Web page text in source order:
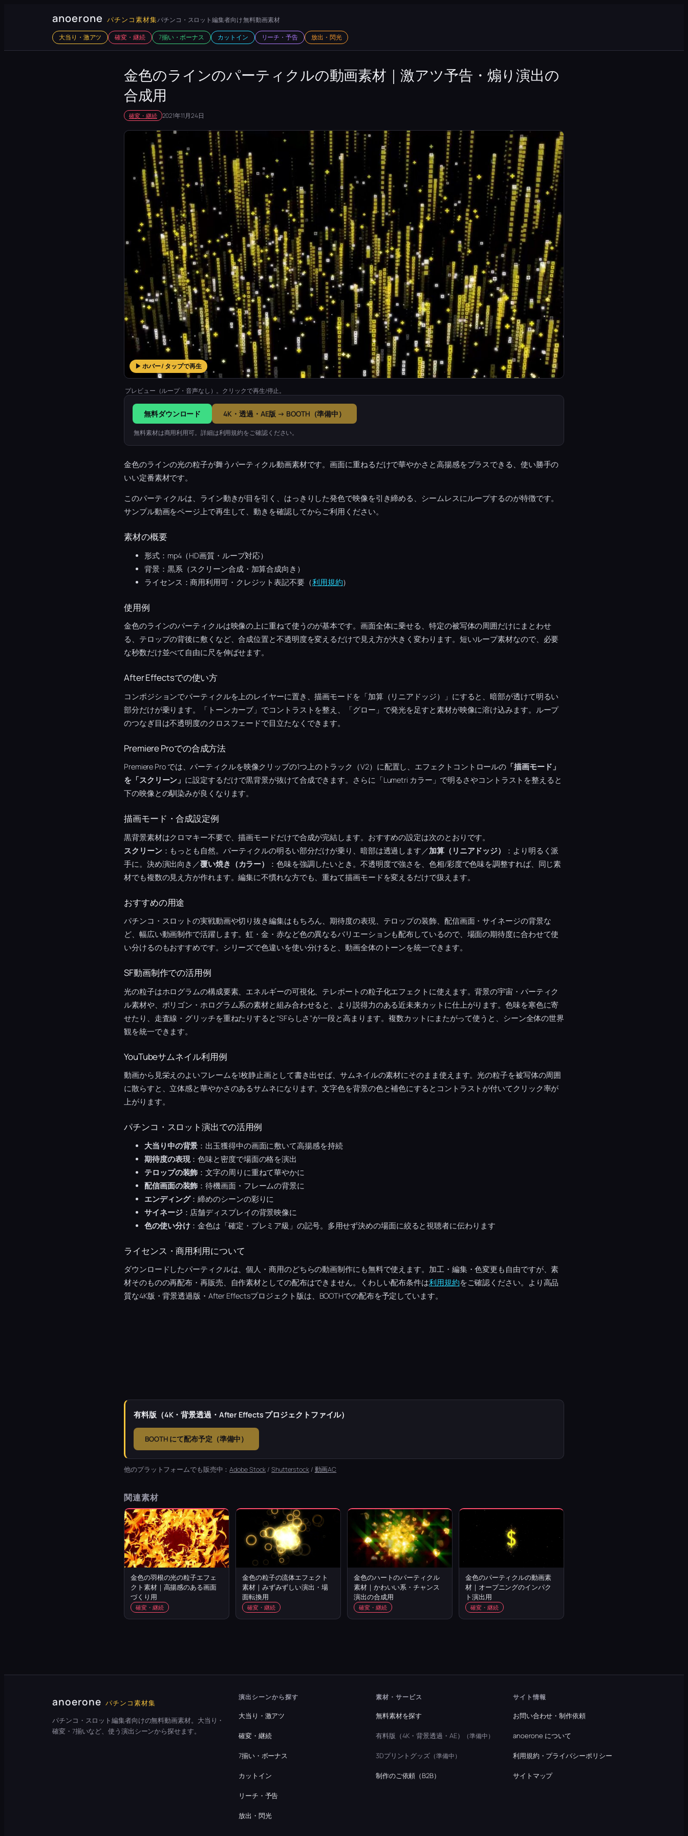
anoerone パチンコ素材集パチンコ・スロット編集者向け 無料動画素材
大当り・激アツ
確変・継続 7揃い・ボーナス カットイン リーチ・予告 放出・閃光
金色のラインのパーティクルの動画素材｜激アツ予告・煽り演出の
合成用
確変・継続 2021年11月24日
▶ ホバー / タップで再生
プレビュー（ループ・音声なし）。クリックで再生/停止。
無料ダウンロード 4K・透過・AE版 → BOOTH（準備中）
無料素材は商用利用可。詳細は利用規約をご確認ください。
金色のラインの光の粒子が舞うパーティクル動画素材です。画面に重ねるだけで華やかさと高揚感をプラスできる、使い勝手の
いい定番素材です。
このパーティクルは、ライン動きが目を引く、はっきりした発色で映像を引き締める、シームレスにループするのが特徴です。
サンプル動画をページ上で再生して、動きを確認してからご利用ください。
素材の概要
形式：mp4（HD画質・ループ対応）
背景：黒系（スクリーン合成・加算合成向き）
ライセンス：商用利用可・クレジット表記不要（利用規約）
使用例
金色のラインのパーティクルは映像の上に重ねて使うのが基本です。画面全体に乗せる、特定の被写体の周囲だけにまとわせ
る、テロップの背後に敷くなど、合成位置と不透明度を変えるだけで見え方が大きく変わります。短いループ素材なので、必要
な秒数だけ並べて自由に尺を伸ばせます。
After Effectsでの使い方
コンポジションでパーティクルを上のレイヤーに置き、描画モードを「加算（リニアドッジ）」にすると、暗部が透けて明るい
部分だけが乗ります。「トーンカーブ」でコントラストを整え、「グロー」で発光を足すと素材が映像に溶け込みます。ループ
のつなぎ目は不透明度のクロスフェードで目立たなくできます。
Premiere Proでの合成方法
Premiere Pro では、パーティクルを映像クリップの1つ上のトラック（V2）に配置し、エフェクトコントロールの 「描画モード」
を「スクリーン」 に設定するだけで黒背景が抜けて合成できます。さらに「Lumetri カラー」で明るさやコントラストを整えると
下の映像との馴染みが良くなります。
描画モード・合成設定例
黒背景素材はクロマキー不要で、描画モードだけで合成が完結します。おすすめの設定は次のとおりです。
スクリーン：もっとも自然。パーティクルの明るい部分だけが乗り、暗部は透過します／加算（リニアドッジ）
：より明るく派
手に。決め演出向き／覆い焼き（カラー）
：色味を強調したいとき。不透明度で強さを、色相/彩度で色味を調整すれば、同じ素
材でも複数の見え方が作れます。編集に不慣れな方でも、重ねて描画モードを変えるだけで扱えます。
おすすめの用途
パチンコ・スロットの実戦動画や切り抜き編集はもちろん、期待度の表現、テロップの装飾、配信画面・サイネージの背景な
ど、幅広い動画制作で活躍します。虹・金・赤など色の異なるバリエーションも配布しているので、場面の期待度に合わせて使
い分けるのもおすすめです。シリーズで色違いを使い分けると、動画全体のトーンを統一できます。
SF動画制作での活用例
光の粒子はホログラムの構成要素、エネルギーの可視化、テレポートの粒子化エフェクトに使えます。背景の宇宙・パーティク
ル素材や、ポリゴン・ホログラム系の素材と組み合わせると、より説得力のある近未来カットに仕上がります。色味を寒色に寄
せたり、走査線・グリッチを重ねたりすると“SFらしさ”が一段と高まります。複数カットにまたがって使うと、シーン全体の世界
観を統一できます。
YouTubeサムネイル利用例
動画から見栄えのよいフレームを1枚静止画として書き出せば、サムネイルの素材にそのまま使えます。光の粒子を被写体の周囲
に散らすと、立体感と華やかさのあるサムネになります。文字色を背景の色と補色にするとコントラストが付いてクリック率が
上がります。
パチンコ・スロット演出での活用例
大当り中の背景 ：出玉獲得中の画面に敷いて高揚感を持続
期待度の表現：色味と密度で場面の格を演出
テロップの装飾 ：文字の周りに重ねて華やかに
配信画面の装飾 ：待機画面・フレームの背景に
エンディング：締めのシーンの彩りに
サイネージ：店舗ディスプレイの背景映像に
色の使い分け：金色は「確定・プレミア級」の記号。多用せず決めの場面に絞ると視聴者に伝わります
ライセンス・商用利用について
ダウンロードしたパーティクルは、個人・商用のどちらの動画制作にも無料で使えます。加工・編集・色変更も自由ですが、素
材そのものの再配布・再販売、自作素材としての配布はできません。くわしい配布条件は利用規約をご確認ください。より高品
質な4K版・背景透過版・After Effectsプロジェクト版は、BOOTHでの配布を予定しています。
有料版（4K・背景透過・After Effects プロジェクトファイル）
BOOTH にて配布予定（準備中）
他のプラットフォームでも販売中：Adobe Stock /Shutterstock/ 動画AC
関連素材
金色の羽根の光の粒子エフェ
クト素材｜高揚感のある画面
づくり用
確変・継続
金色の粒子の流体エフェクト
素材｜みずみずしい演出・場
面転換用
確変・継続
金色のハートのパーティクル
素材｜かわいい系・チャンス
演出の合成用
確変・継続
金色のパーティクルの動画素
材｜オープニングのインパク
ト演出用
確変・継続
anoerone パチンコ素材集
パチンコ・スロット編集者向けの無料動画素材。大当り・
確変・7揃いなど、使う演出シーンから探せます。
演出シーンから探す
大当り・激アツ
確変・継続
7揃い・ボーナス
カットイン
リーチ・予告
放出・閃光
素材・サービス
無料素材を探す
有料版（4K・背景透過・AE） （準備中）
3Dプリントグッズ （準備中）
制作のご依頼（B2B）
サイト情報
お問い合わせ・制作依頼
anoerone について
利用規約・プライバシーポリシー
サイトマップ